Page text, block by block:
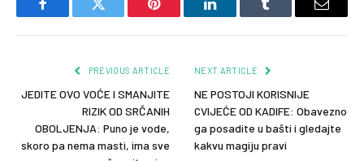
FacebookTwitter Pinterest LinkedInTumblr Email
PREVIOUS ARTICLE
JEDITE OVO VOĆE I SMANJITE
RIZIK OD SRČANIH
OBOLJENJA: Puno je vode,
skoro pa nema masti, ima sve
NEXT ARTICLE
NE POSTOJI KORISNIJE
CVIJEĆE OD KADIFE: Obavezno
ga posadite u bašti i gledajte
kakvu magiju pravi